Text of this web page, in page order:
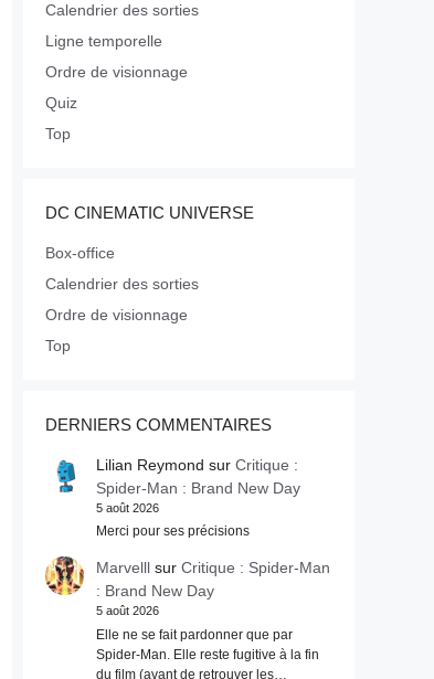
Calendrier des sorties
Ligne temporelle
Ordre de visionnage
Quiz
Top
DC CINEMATIC UNIVERSE
Box-office
Calendrier des sorties
Ordre de visionnage
Top
DERNIERS COMMENTAIRES
Lilian Reymond sur Critique :
Spider-Man : Brand New Day
5 août 2026
Merci pour ses précisions
Marvelllsur Critique : Spider-Man
: Brand New Day
5 août 2026
Elle ne se fait pardonner que par
Spider-Man. Elle reste fugitive à la fin
du film (avant de retrouver les…